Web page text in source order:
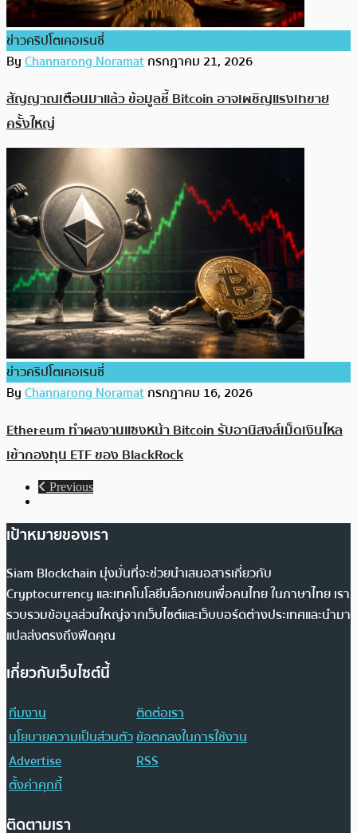
ข่าวคริปโตเคอเรนซี่
ByChannarong Noramatกรกฎาคม 21, 2026
สัญญาณเตือนมาแล้ว ข้อมูลชี้ Bitcoin อาจเผชิญแรงเทขาย
ครั้งใหญ่
ข่าวคริปโตเคอเรนซี่
ByChannarong Noramatกรกฎาคม 16, 2026
Ethereum ทำผลงานแซงหน้า Bitcoin รับอานิสงส์เม็ดเงินไหล
เข้ากองทุน ETF ของ BlackRock
Previous
เป้าหมายของเรา
Siam Blockchain มุ่งมั่นที่จะช่วยนำเสนอสารเกี่ยวกับ
Cryptocurrency และเทคโนโลยีบล็อกเชนเพื่อคนไทย ในภาษาไทย เรา
รวบรวมข้อมูลส่วนใหญ่จากเว็บไซต์และเว็บบอร์ดต่างประเทศและนำมา
แปลส่งตรงถึงฟีดคุณ
เกี่ยวกับเว็บไซต์นี้
ทีมงาน
ติดต่อเรา
นโยบายความเป็นส่วนตัวข้อตกลงในการใช้งาน
Advertise
RSS
ตั้งค่าคุกกี้
ติดตามเรา